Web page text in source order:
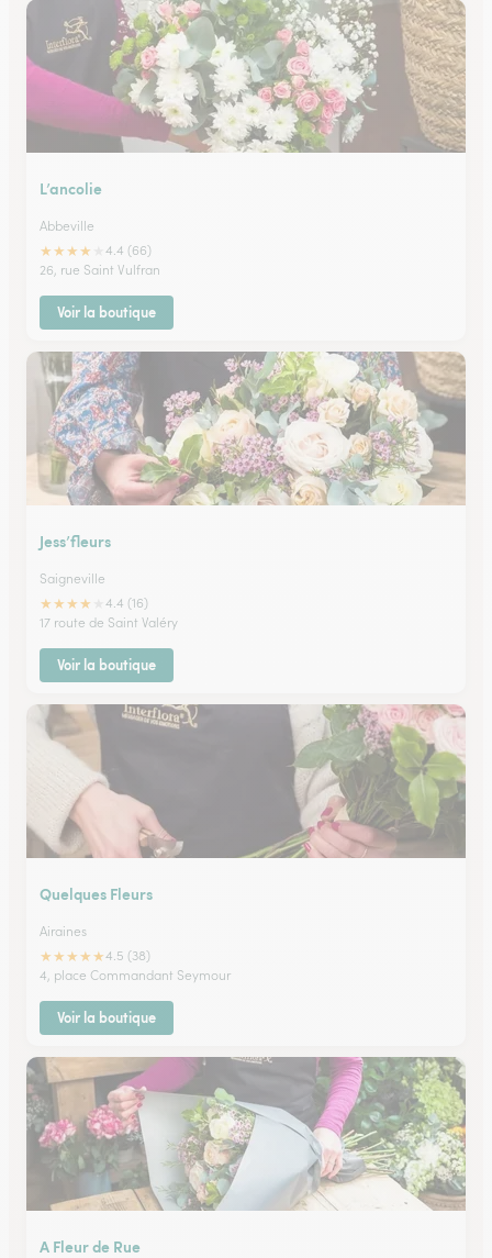
L’ancolie
Abbeville
★★★★
4.4 (66)
26, rue Saint Vulfran
Voir la boutique
Jess’fleurs
Saigneville
★★★★
4.4 (16)
17 route de Saint Valéry
Voir la boutique
Quelques Fleurs
Airaines
★★★★★4.5 (38)
4, place Commandant Seymour
Voir la boutique
A Fleur de Rue